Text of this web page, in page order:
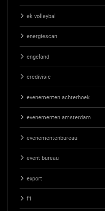
ek volleybal
energiescan
engeland
eredivisie
evenementen achterhoek
evenementen amsterdam
evenementenbureau
event bureau
export
f1